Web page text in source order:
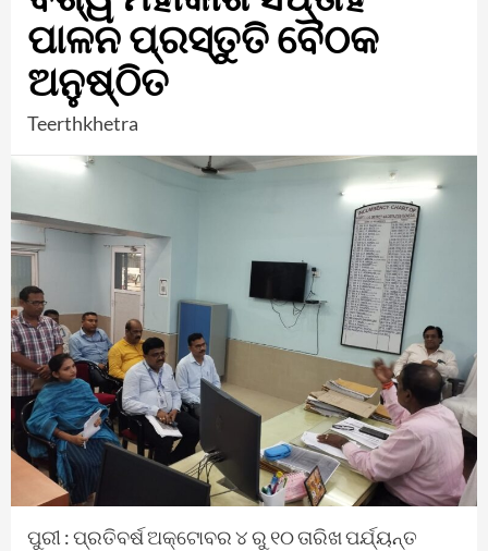
ପାଳନ ପ୍ରସ୍ତୁତି ବୈଠକ
ଅନୁଷ୍ଠିତ
Teerthkhetra
ପୁରୀ : ପ୍ରତିବର୍ଷ ଅକ୍ଟୋବର ୪ ରୁ ୧୦ ତାରିଖ ପର୍ଯ୍ୟନ୍ତ